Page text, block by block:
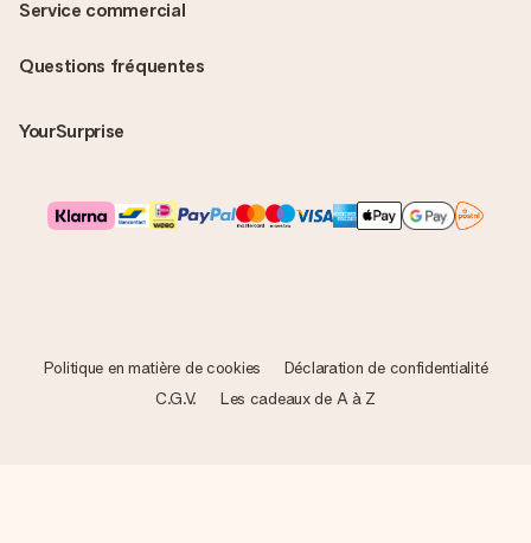
Questions fréquentes
YourSurprise
Service commercial
Politique en matière de cookies
Déclaration de confidentialité
C.G.V.
Les cadeaux de A à Z